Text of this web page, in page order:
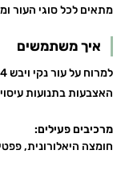
מתאים לכל סוגי העור
איך משתמשים
האצבעות בתנועות
מרכיבים פעילים:
חומצה היאלורונית,